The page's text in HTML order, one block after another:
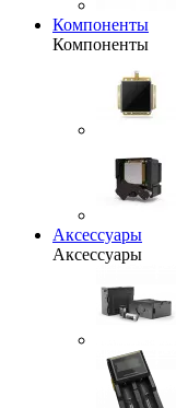
Компоненты
Компоненты
Аксессуары
Аксессуары